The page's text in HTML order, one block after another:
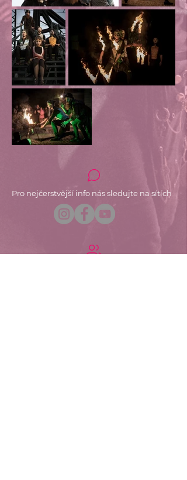
Pro nejčerstvější info nás sledujte na sítích